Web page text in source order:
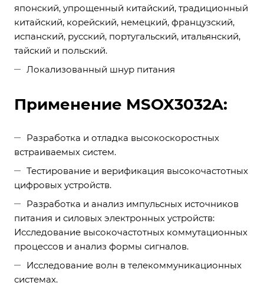
японский, упрощенный китайский, традиционный
китайский, корейский, немецкий, французский,
испанский, русский, португальский, итальянский,
тайский и польский.
Локализованный шнур питания
Применение MSOX3032A:
Разработка и отладка высокоскоростных
встраиваемых систем.
Тестирование и верификация высокочастотных
цифровых устройств.
Разработка и анализ импульсных источников
питания и силовых электронных устройств:
Исследование высокочастотных коммутационных
процессов и анализ формы сигналов.
Исследование волн в телекоммуникационных
системах.